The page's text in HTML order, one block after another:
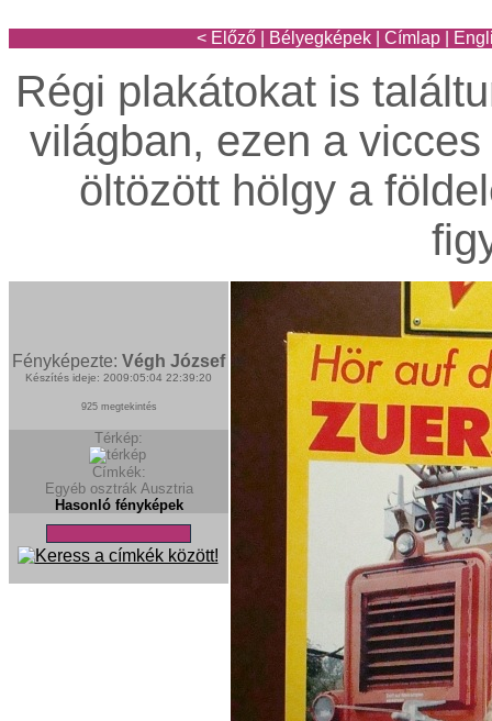
< Előző Bélyegképek Címlap
Régi plakátokat is
világban, ezen a
öltözött hölgy a
Fényképezte: Végh József
Készítés ideje: 2009:05:04 22:39:20
925 megtekintés
Térkép:
Címkék:
Egyéb osztrák Ausztria
Hasonló fényképek